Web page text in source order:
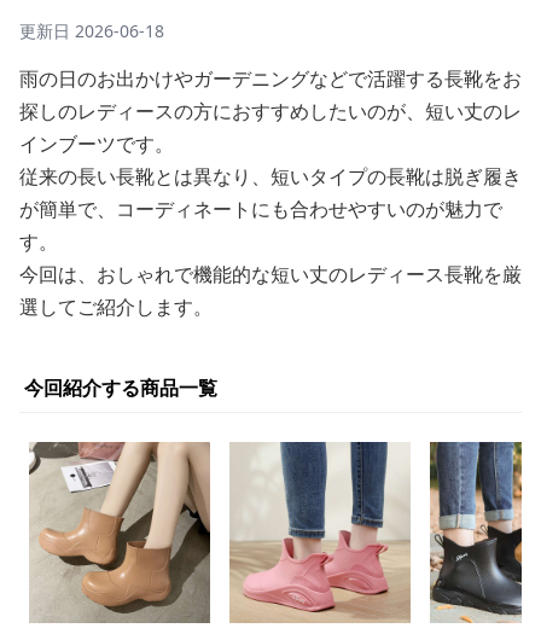
更新日 2026-06-18
雨の日のお出かけやガーデニングなどで活躍する長靴をお
探しのレディースの方におすすめしたいのが、短い丈のレ
インブーツです。
従来の長い長靴とは異なり、短いタイプの長靴は脱ぎ履き
が簡単で、コーディネートにも合わせやすいのが魅力で
す。
今回は、おしゃれで機能的な短い丈のレディース長靴を厳
選してご紹介します。
今回紹介する商品一覧